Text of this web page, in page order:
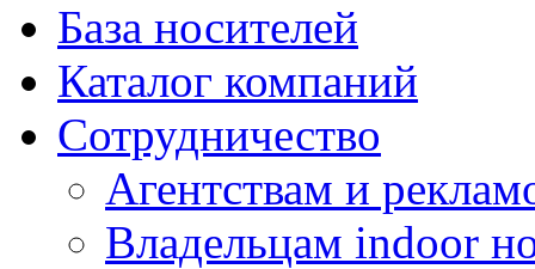
База носителей
Каталог компаний
Сотрудничество
Агентствам и
Владельцам indoor